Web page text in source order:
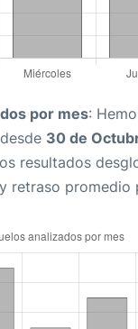
por mes:
30 de
resultados
retraso promedio